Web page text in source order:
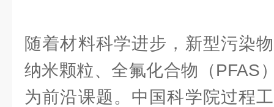
随着材料科学进步，新型污染
纳米颗粒、全氟化合物（PFAS
为前沿课题。中国科学院过程